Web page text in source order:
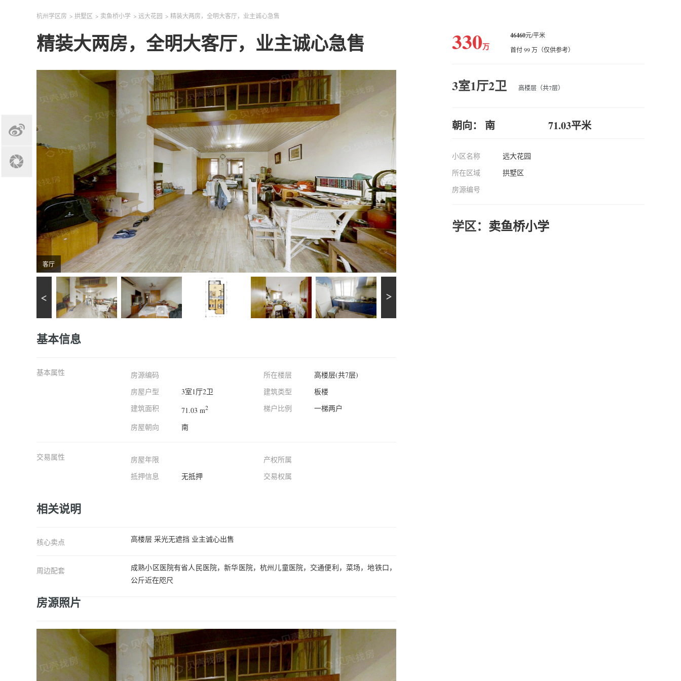
杭州学区房 > 拱墅区 > 卖鱼桥小学 > 远大花园 > 精装大两房，全明大客厅，业主诚心急售
精装大两房，全明大客厅，业主诚心急售
客厅
基本信息
基本属性
房源编码
房屋户型
3室1厅2卫
建筑面积
71.03 m2
房屋朝向 南
所在楼层
高楼层(共7层)
建筑类型
板楼
梯户比例
一梯两户
交易属性
房屋年限
抵押信息
无抵押
产权所属
交易权属
相关说明
核心卖点 高楼层 采光无遮挡 业主诚心出售
周边配套
成熟小区医院有省人民医院，新华医院，杭州儿童医院，交通便利，菜场，地铁口，
公斤近在咫尺
房源照片
330万
46460元/平米
首付 99 万（仅供参考）
3室1厅2卫 高楼层（共7层）
朝向： 南 71.03平米
小区名称
远大花园
所在区域
拱墅区
房源编号
学区： 卖鱼桥小学